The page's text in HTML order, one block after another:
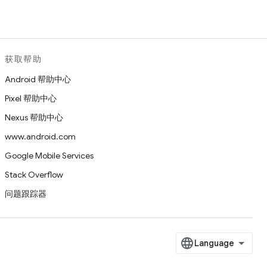
获取帮助
Android 帮助中心
Pixel 帮助中心
Nexus 帮助中心
www.android.com
Google Mobile Services
Stack Overflow
问题跟踪器